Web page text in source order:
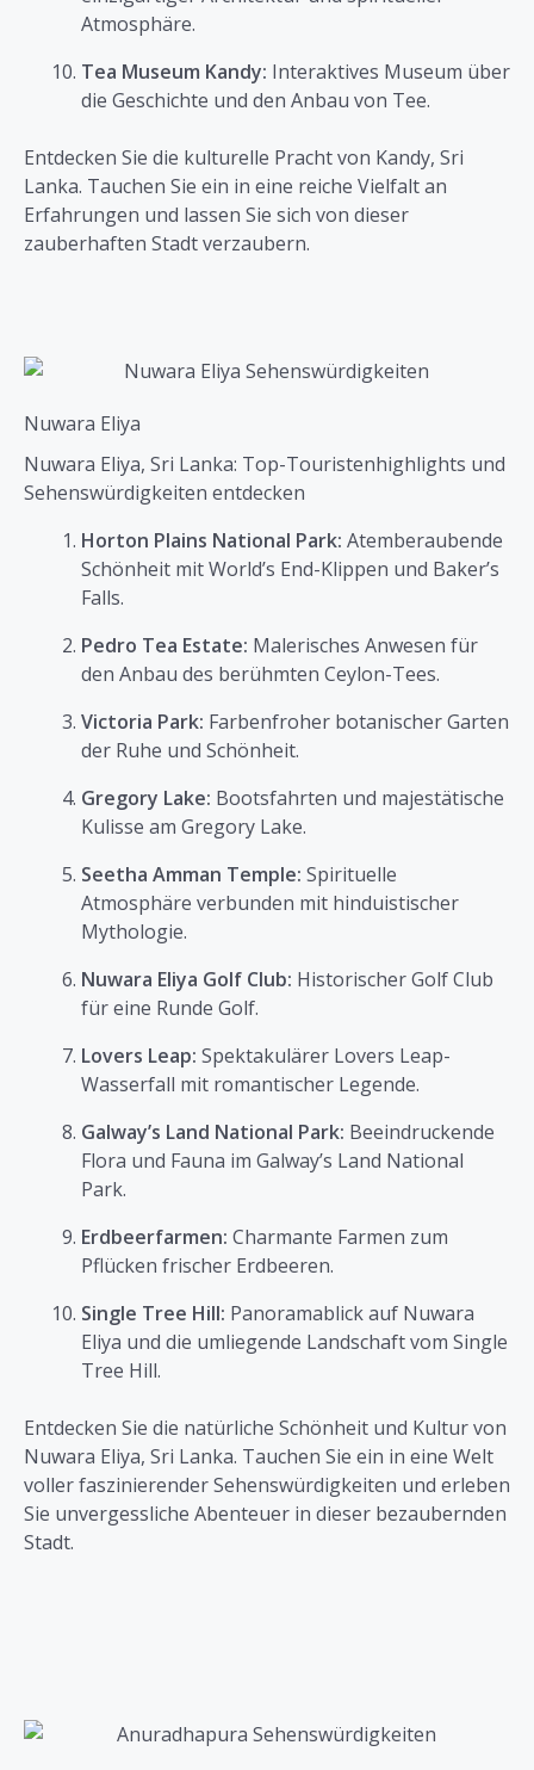
Atmosphäre.
Tea Museum Kandy: Interaktives Museum über
die Geschichte und den Anbau von Tee.
Entdecken Sie die kulturelle Pracht von Kandy, Sri
Lanka. Tauchen Sie ein in eine reiche Vielfalt an
Erfahrungen und lassen Sie sich von dieser
zauberhaften Stadt verzaubern.
Nuwara Eliya
Nuwara Eliya, Sri Lanka: Top-Touristenhighlights und
Sehenswürdigkeiten entdecken
Horton Plains National Park: Atemberaubende
Schönheit mit World’s End-Klippen und Baker’s
Falls.
Pedro Tea Estate: Malerisches Anwesen für
den Anbau des berühmten Ceylon-Tees.
Victoria Park: Farbenfroher botanischer Garten
der Ruhe und Schönheit.
Gregory Lake: Bootsfahrten und majestätische
Kulisse am Gregory Lake.
Seetha Amman Temple: Spirituelle
Atmosphäre verbunden mit hinduistischer
Mythologie.
Nuwara Eliya Golf Club: Historischer Golf Club
für eine Runde Golf.
Lovers Leap: Spektakulärer Lovers Leap-
Wasserfall mit romantischer Legende.
Galway’s Land National Park: Beeindruckende
Flora und Fauna im Galway’s Land National
Park.
Erdbeerfarmen: Charmante Farmen zum
Pflücken frischer Erdbeeren.
Single Tree Hill: Panoramablick auf Nuwara
Eliya und die umliegende Landschaft vom Single
Tree Hill.
Entdecken Sie die natürliche Schönheit und Kultur von
Nuwara Eliya, Sri Lanka. Tauchen Sie ein in eine Welt
voller faszinierender Sehenswürdigkeiten und erleben
Sie unvergessliche Abenteuer in dieser bezaubernden
Stadt.